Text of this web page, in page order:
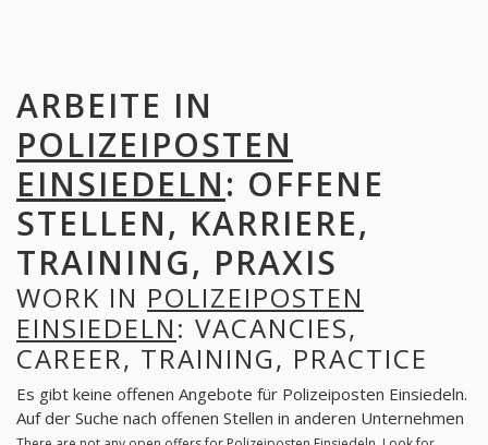
ARBEITE IN
POLIZEIPOSTEN
EINSIEDELN: OFFENE
STELLEN, KARRIERE,
TRAINING, PRAXIS
WORK IN POLIZEIPOSTEN
EINSIEDELN: VACANCIES,
CAREER, TRAINING, PRACTICE
Es gibt keine offenen Angebote für Polizeiposten Einsiedeln.
Auf der Suche nach offenen Stellen in anderen Unternehmen